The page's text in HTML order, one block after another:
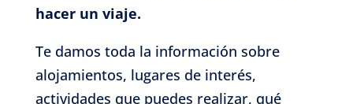
hacer un viaje.
Te damos toda la información sobre
alojamientos, lugares de interés,
actividades que puedes realizar, qué